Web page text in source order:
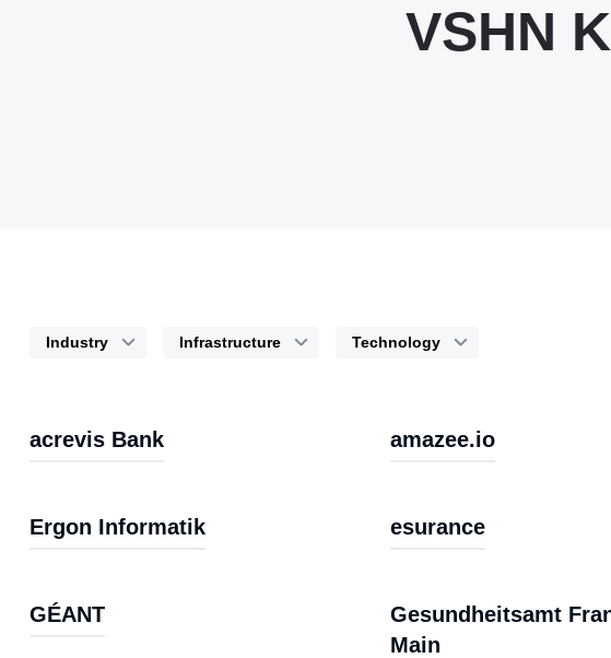
VSHN
Industry Infrastructure Technology
acrevis Bank amazee.io
Ergon Informatik esurance
GÉANT
Gesundheitsamt
Main